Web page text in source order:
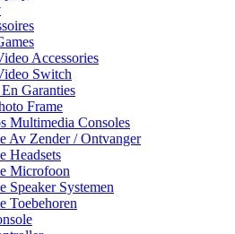
Accessories
Switch
Garanties
Frame
Multimedia Consoles
Av Zender / Ontvanger
Headsets
Microfoon
Speaker Systemen
Toebehoren